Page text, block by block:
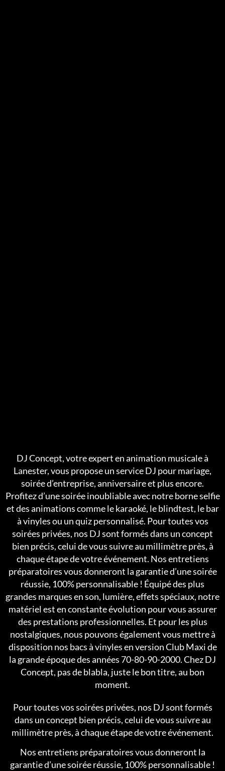
DJ Concept, votre expert en animation musicale à
Lanester, vous propose un service DJ pour mariage,
soirée d’entreprise, anniversaire et plus encore.
Profitez d’une soirée inoubliable avec notre borne selfie
et des animations comme le karaoké, le blindtest, le bar
à vinyles ou un quiz personnalisé. Pour toutes vos
soirées privées, nos DJ sont formés dans un concept
bien précis, celui de vous suivre au millimètre près, à
chaque étape de votre événement. Nos entretiens
préparatoires vous donneront la garantie d’une soirée
réussie, 100% personnalisable ! Équipé des plus
grandes marques en son, lumière, effets spéciaux, notre
matériel est en constante évolution pour vous assurer
des prestations professionnelles. Et pour les plus
nostalgiques, nous pouvons également vous mettre à
disposition nos bacs à vinyles en version Club Maxi de
la grande époque des années 70-80-90-2000. Chez DJ
Concept, pas de blabla, juste le bon titre, au bon
moment.
Pour toutes vos soirées privées, nos DJ sont formés
dans un concept bien précis, celui de vous suivre au
millimètre près, à chaque étape de votre événement.
Nos entretiens préparatoires vous donneront la
garantie d’une soirée réussie, 100% personnalisable !